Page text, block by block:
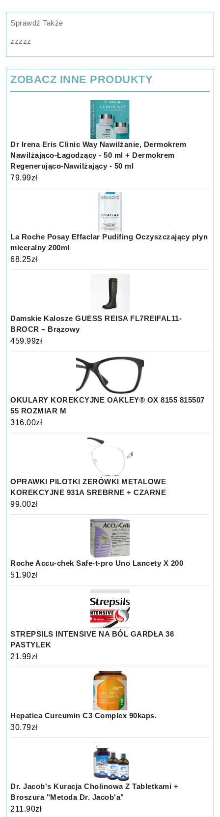
Sprawdź Także
zzzzz
ZOBACZ INNE PRODUKTY
Dr Irena Eris Clinic Way Nawilżanie, Dermokrem
Nawilżająco-Łagodzący - 50 ml + Dermokrem
Regenerująco-Nawilżający - 50 ml
79.99zł
La Roche Posay Effaclar Pudifing Oczyszczający płyn
miceralny 200ml
68.25zł
Damskie Kalosze GUESS REISA FL7REIFAL11-
BROCR – Brązowy
459.99zł
OKULARY KOREKCYJNE OAKLEY® OX 8155 815507
55 ROZMIAR M
316.00zł
OPRAWKI PILOTKI ZERÓWKI METALOWE
KOREKCYJNE 931A SREBRNE + CZARNE
99.00zł
Roche Accu-chek Safe-t-pro Uno Lancety X 200
51.90zł
STREPSILS INTENSIVE NA BÓL GARDŁA 36
PASTYLEK
21.99zł
Hepatica Curcumin C3 Complex 90kaps.
30.79zł
Dr. Jacob's Kuracja Cholinowa Z Tabletkami +
Broszura "Metoda Dr. Jacob'a"
211.90zł